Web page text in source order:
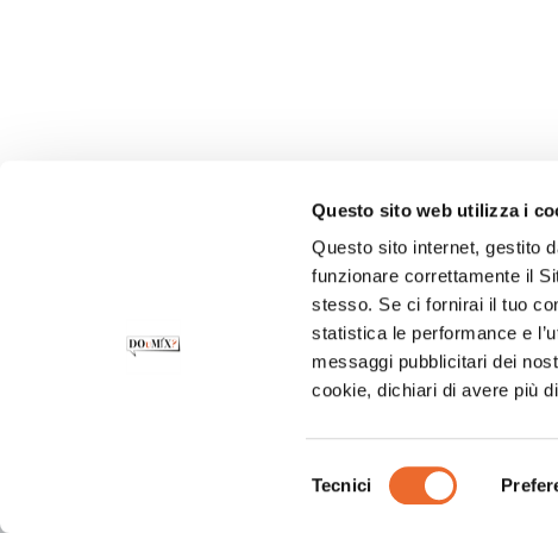
Questo sito web utilizza i
Questo sito internet, gestito
funzionare correttamente il
stesso. Se ci fornirai il tuo
statistica le performance e
messaggi pubblicitari dei
cookie, dichiari di avere più
del
Tecnici
PRIVACY POLICY COOKIE POLICY
INFORMATIVA CLIENTI